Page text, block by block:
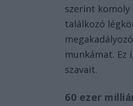
szerint
találkozó
munkámat. Ez
szavait.
60 ezer